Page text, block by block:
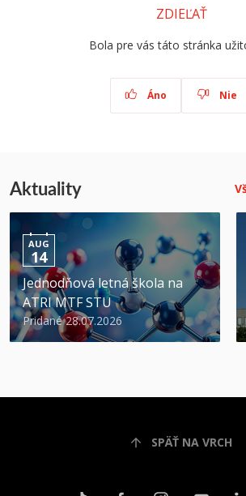
ZDIEĽAŤ
Bola pre vás táto stránka
Áno Nie
Aktuality
AUG
14
Jednodňová letná škola na
ATRI MTF STU
Pridané 28.07.2026
SPÄŤ NA VRCH